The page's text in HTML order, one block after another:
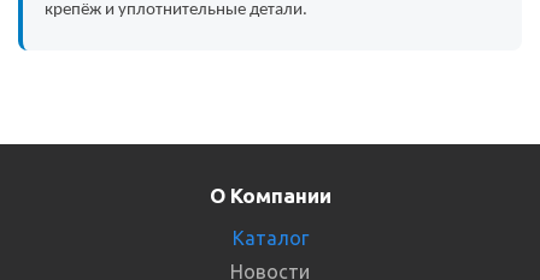
крепёж и уплотнительные детали.
О Компании
Каталог
Новости